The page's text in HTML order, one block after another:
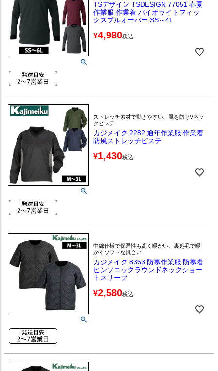
TSデザイン TSDESIGN 77051 春夏
作業服 作業着 バイオライトフィッ
クスプルオーバー SS～4L
¥4,980税込
ストレッチ素材で動きやすい、風を防ぐVネッ
クピステ
カジメイク 2282 通年作業服 作業着
防風ストレッチピステ
¥1,430税込
中綿仕様で保温性も高く暖かい。裏起毛で暖
かくソフトな風合い
カジメイク 8363 防寒作業服 防寒着
ピンソニックラウンドネックショー
トスリーブ
¥2,580税込